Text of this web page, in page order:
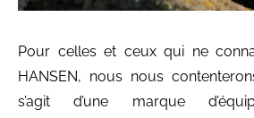
Pour celles et ceux qui ne
HANSEN, nous nous
s’agit d’une marque